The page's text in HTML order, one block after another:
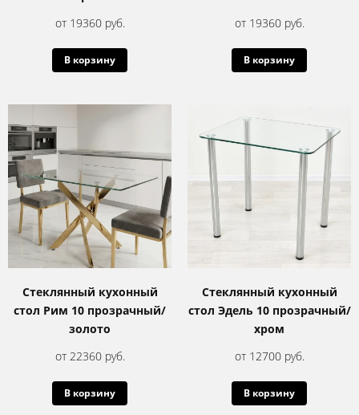
от 19360 руб.
В корзину
от 19360 руб.
В корзину
Стеклянный кухонный
стол Рим 10 прозрачный/
золото
от 22360 руб.
В корзину
Стеклянный кухонный
стол Эдель 10 прозрачный/
хром
от 12700 руб.
В корзину